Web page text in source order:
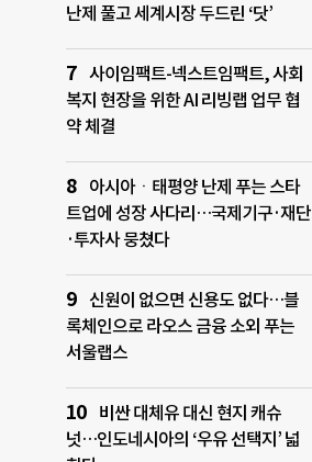
난제 풀고 세계시장 두드린 ‘닷’
사이임팩트-넥스트임팩트, 사회
복지 현장을 위한 AI 리빙랩 업무 협
약 체결
아시아ㆍ태평양 난제 푸는 스타
트업에 성장 사다리…국제기구·재단
·투자사 뭉쳤다
신원이 없으면 신용도 없다…블
록체인으로 라오스 금융 소외 푸는
서울랩스
비싼 대체유 대신 현지 캐슈
넛…인도네시아의 ‘우유 선택지’ 넓